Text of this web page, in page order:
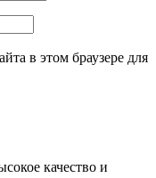
в этом браузере для
качество и